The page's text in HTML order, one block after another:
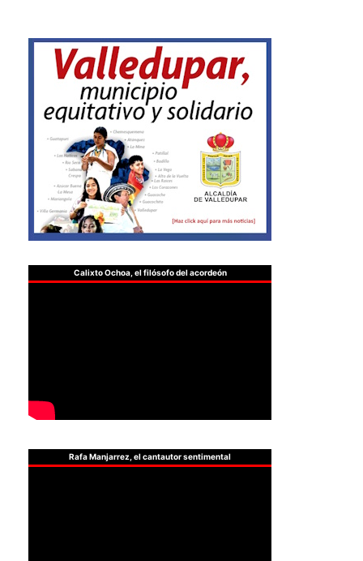
Calixto Ochoa, el filósofo del acordeón
Rafa Manjarrez, el cantautor sentimental